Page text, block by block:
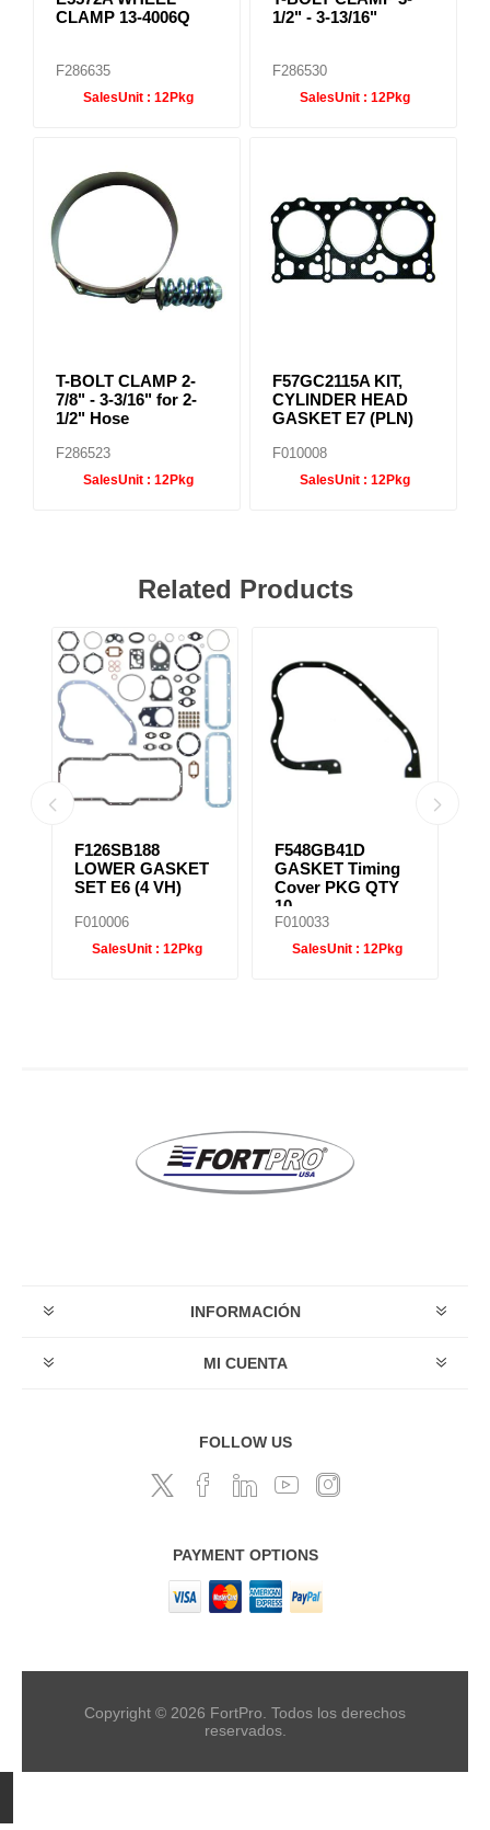
CLAMP 13-4006Q
F286635
SalesUnit : 12Pkg
1/2" - 3-13/16"
F286530
SalesUnit : 12Pkg
T-BOLT CLAMP 2-
7/8" - 3-3/16" for 2-
1/2" Hose
F286523
SalesUnit : 12Pkg
F57GC2115A KIT,
CYLINDER HEAD
GASKET E7 (PLN)
F010008
SalesUnit : 12Pkg
Related Products
F126SB188
LOWER GASKET
SET E6 (4 VH)
F010006
SalesUnit : 12Pkg
F548GB41D
GASKET Timing
Cover PKG QTY
10
F010033
SalesUnit : 12Pkg
INFORMACIÓN
MI CUENTA
FOLLOW US
PAYMENT OPTIONS
Copyright © 2026 FortPro. Todos los derechos
reservados.